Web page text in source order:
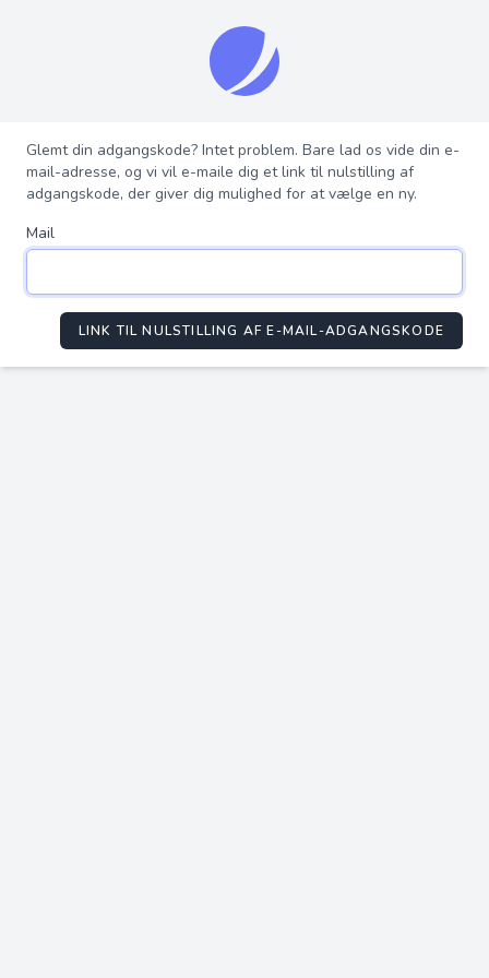
Glemt din adgangskode? Intet problem. Bare lad os vide din e-
mail-adresse, og vi vil e-maile dig et link til nulstilling af
adgangskode, der giver dig mulighed for at vælge en ny.
Mail
LINK TIL NULSTILLING AF E-MAIL-ADGANGSKODE